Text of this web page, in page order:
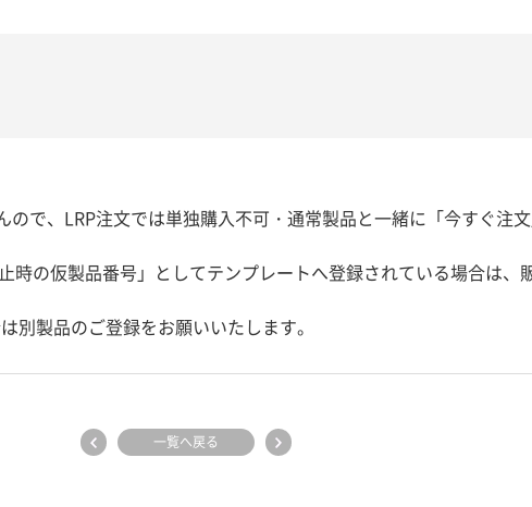
ので、LRP注文では単独購入不可・通常製品と一緒に「今すぐ注
時の仮製品番号」としてテンプレートへ登録されている場合は、
別製品のご登録をお願いいたします。
一覧へ戻る